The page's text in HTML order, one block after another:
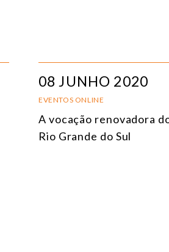
08 JUNHO 2020
EVENTOS ONLINE
A vocação renovadora
Rio Grande do Sul